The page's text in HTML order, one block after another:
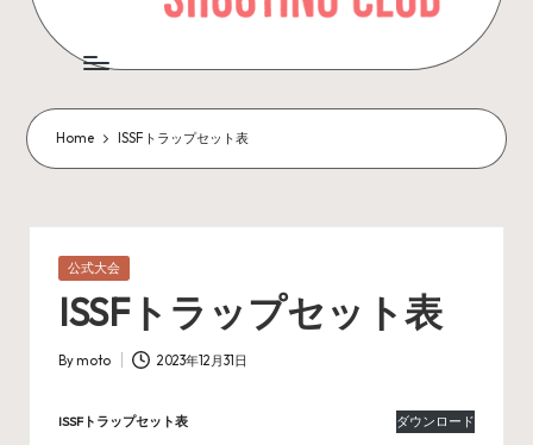
Home ISSFトラップセット表
Posted
公式大会
ISSFトラップセット表
Posted
Bymoto 2023年12月31日
ISSFトラップセット表 ダウンロード